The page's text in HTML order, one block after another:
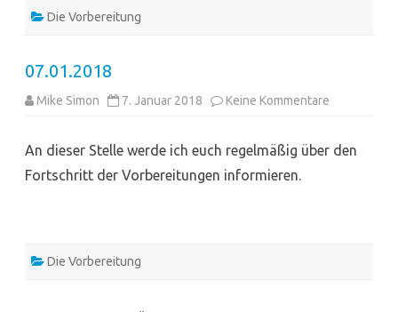
Die Vorbereitung
07.01.2018
Mike Simon 7. Januar 2018 Keine Kommentare
An dieser Stelle werde ich euch regelmäßig über den
Fortschritt der Vorbereitungen informieren.
Die Vorbereitung